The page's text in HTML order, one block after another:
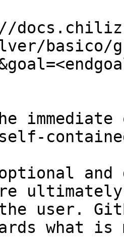
basico/
and
user.
what